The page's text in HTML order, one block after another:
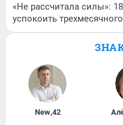
«Не рассчитала силы»:
успокоить
New,42